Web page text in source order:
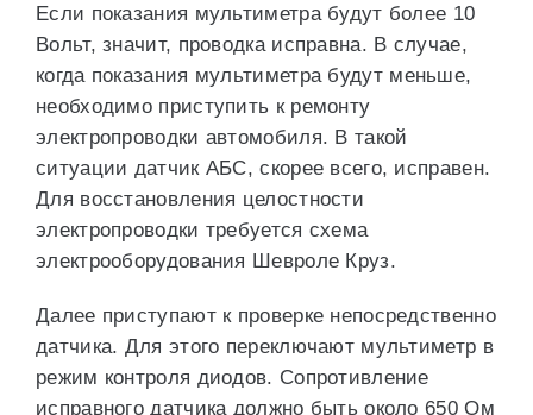
Если показания мультиметра будут более 10
Вольт, значит, проводка исправна. В случае,
когда показания мультиметра будут меньше,
необходимо приступить к ремонту
электропроводки автомобиля. В такой
ситуации датчик АБС, скорее всего, исправен.
Для восстановления целостности
электропроводки требуется схема
электрооборудования Шевроле Круз.
Далее приступают к проверке непосредственно
датчика. Для этого переключают мультиметр в
режим контроля диодов. Сопротивление
исправного датчика должно быть около 650 Ом